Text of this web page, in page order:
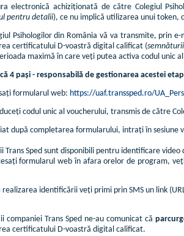
electronică achiziționată de către Colegiul
pentru detalii), ce nu implică utilizarea unui token,
Psihologilor din România vă va transmite, prin
certificatului D-voastră digital calificat (
maximă în care veți putea activa codul unic
4 pași - responsabilă de gestionarea acestei
formularul web: https://uaf.transsped.ro/
codul unic al voucherului, transmis de către
după completarea formularului, intrați în sesiune
Trans Sped sunt disponibili pentru identificare
formularul web în afara orelor de program,
realizarea identificării veți primi prin SMS un link
companiei Trans Sped ne-au comunicat că
certificatului D-voastră digital calificat.